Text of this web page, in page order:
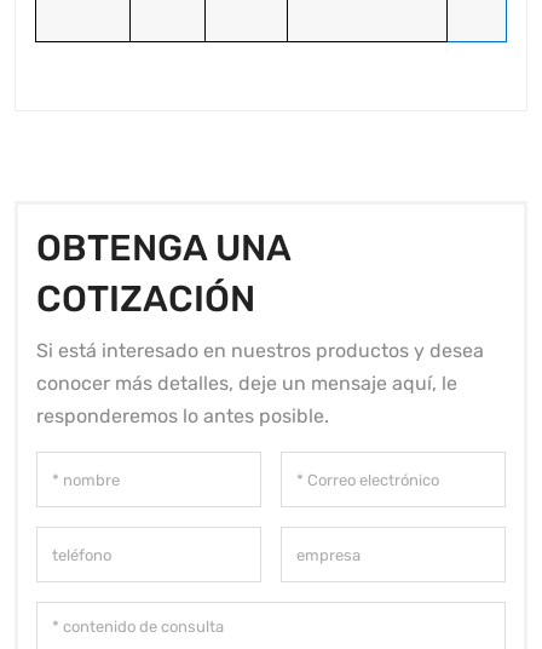
OBTENGA UNA
COTIZACIÓN
Si está interesado en nuestros productos y desea
conocer más detalles, deje un mensaje aquí, le
responderemos lo antes posible.